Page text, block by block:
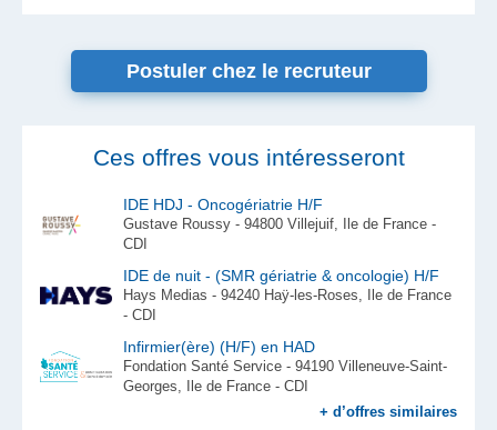
Postuler chez le recruteur
Ces offres vous intéresseront
IDE HDJ - Oncogériatrie H/F
Gustave Roussy - 94800 Villejuif, Ile de France -
CDI
IDE de nuit - (SMR gériatrie & oncologie) H/F
Hays Medias - 94240 Haÿ-les-Roses, Ile de France
- CDI
Infirmier(ère) (H/F) en HAD
Fondation Santé Service - 94190 Villeneuve-Saint-
Georges, Ile de France - CDI
+ d’offres similaires